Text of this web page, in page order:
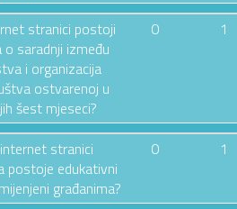
stranici postoji
o saradnji između
i organizacija
ostvarenoj u
šest mjeseci?
0 1
stranici
postoje edukativni
građanima?
0 1